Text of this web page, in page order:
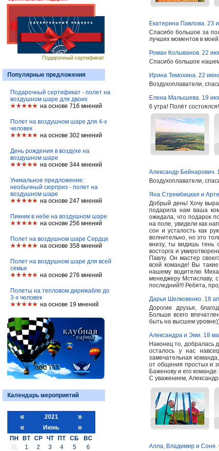
Популярные предложения
Подарочный сертификат - полет на
воздушном шаре для двоих
на основе 716 мнений
Полет на воздушном шаре для 4-х
человек
на основе 302 мнений
День рождения в воздухе на
воздушном шаре
на основе 344 мнений
Уникальное предложение:
необычный сюрприз - полет на
воздушном шаре
на основе 247 мнений
Пикник в небе на воздушном шаре
на основе 256 мнений
Полет на воздушном шаре Сердце
на основе 358 мнений
Полет на воздушном шаре для всей
семьи
на основе 276 мнений
Полеты на тепловом дирижабле до
3-х человек
на основе 19 мнений
Календарь мероприятий
« 2021
»
«
Июнь »
ПН ВТ СР ЧТ ПТ СБ
ВС
31
1 2 3 4 5
6
Екатерина Павлова. 23
Спасибо большое за
лучших моментов в
Роман Колыванов. 22
Спасибо большое
Ирина Тимохина. 22
Воздухоплаватели,
Елена Малышева. 19
6 утра! Полёт
Александр Бейнарович.
Воздухоплаватели,
Яна Стрембицкая и
Добрый день! Хочу
подарила нам ваша
ожидала, что подарок
на поле, увидели как
сон и усталость как
волнительно, но это
внизу, ты видишь тень
восторга и
Павлу. Он мастер
всей команде! Вы
нашему водителю
менеджеру Мстиславу,
последний!!! Ребята,
Дарья Шелковенко. 18
Дорогие друзья,
Больше всего
быть на высшем
Александра и Эми. 18
Наконец то, добралась
осталось у нас
замечательная
от общения простых и
Баженову и его
С уважением,
Алла, Владимир и Соня.